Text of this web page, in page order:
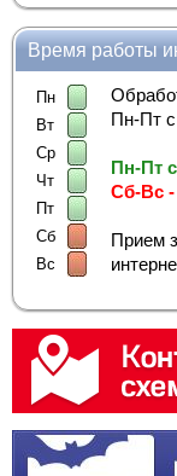
Время работы
Пн
Вт
Ср
Чт
Пт
Сб
Вс
Пн-Пт
Пн-Пт
Сб-Вс
Прием